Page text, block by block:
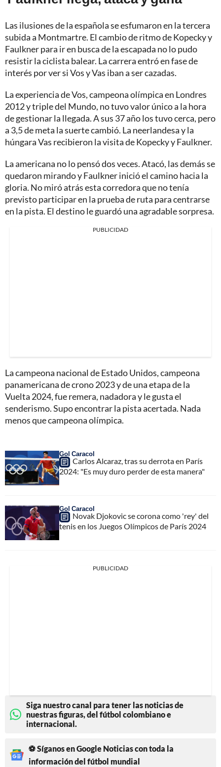
Las ilusiones de la española se esfumaron en la tercera
subida a Montmartre. El cambio de ritmo de Kopecky y
Faulkner para ir en busca de la escapada no lo pudo
resistir la ciclista balear. La carrera entró en fase de
interés por ver si Vos y Vas iban a ser cazadas.
La experiencia de Vos, campeona olímpica en Londres
2012 y triple del Mundo, no tuvo valor único a la hora
de gestionar la llegada. A sus 37 año los tuvo cerca, pero
a 3,5 de meta la suerte cambió. La neerlandesa y la
húngara Vas recibieron la visita de Kopecky y Faulkner.
La americana no lo pensó dos veces. Atacó, las demás se
quedaron mirando y Faulkner inició el camino hacia la
gloria. No miró atrás esta corredora que no tenía
previsto participar en la prueba de ruta para centrarse
en la pista. El destino le guardó una agradable sorpresa.
PUBLICIDAD
La campeona nacional de Estado Unidos, campeona
panamericana de crono 2023 y de una etapa de la
Vuelta 2024, fue remera, nadadora y le gusta el
senderismo. Supo encontrar la pista acertada. Nada
menos que campeona olímpica.
Gol Caracol
Carlos Alcaraz, tras su derrota en París
2024: "Es muy duro perder de esta manera"
Gol Caracol
Novak Djokovic se corona como 'rey' del
tenis en los Juegos Olímpicos de París 2024
PUBLICIDAD
Siga nuestro canal para tener las noticias de
nuestras figuras, del fútbol colombiano e
internacional.
⚽ Síganos en Google Noticias con toda la
información del fútbol mundial